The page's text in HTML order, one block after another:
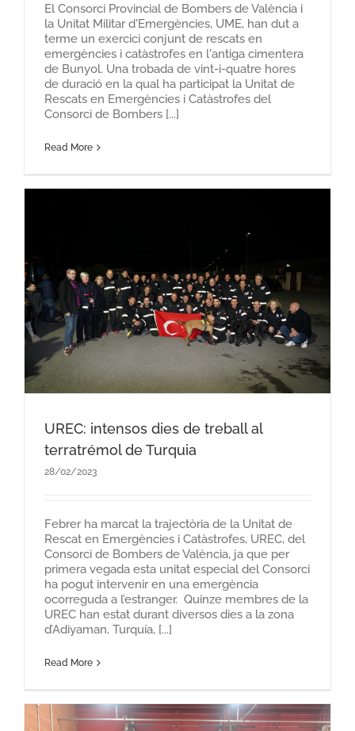
El Consorci Provincial de Bombers de València i
la Unitat Militar d'Emergències, UME, han dut a
terme un exercici conjunt de rescats en
emergències i catàstrofes en l'antiga cimentera
de Bunyol. Una trobada de vint-i-quatre hores
de duració en la qual ha participat la Unitat de
Rescats en Emergències i Catàstrofes del
Consorci de Bombers [...]
Read More
UREC: intensos dies de treball al
terratrémol de Turquia
28/02/2023
Febrer ha marcat la trajectòria de la Unitat de
Rescat en Emergències i Catàstrofes, UREC, del
Consorci de Bombers de València, ja que per
primera vegada esta unitat especial del Consorci
ha pogut intervenir en una emergència
ocorreguda a l’estranger. Quinze membres de la
UREC han estat durant diversos dies a la zona
d’Adiyaman, Turquía, [...]
Read More